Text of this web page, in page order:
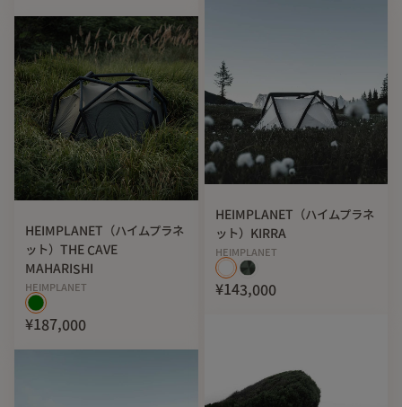
HEIMPLANET（ハイムプラネ
ット）THE CAVE
MAHARISHI
HEIMPLANET
¥187,000
HEIMPLANET（ハイムプラネ
ット）KIRRA
HEIMPLANET
¥143,000